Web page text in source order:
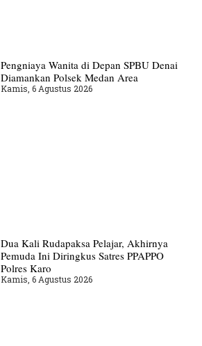
Pengniaya Wanita di Depan SPBU Denai
Diamankan Polsek Medan Area
Kamis, 6 Agustus 2026
Dua Kali Rudapaksa Pelajar, Akhirnya
Pemuda Ini Diringkus Satres PPAPPO
Polres Karo
Kamis, 6 Agustus 2026